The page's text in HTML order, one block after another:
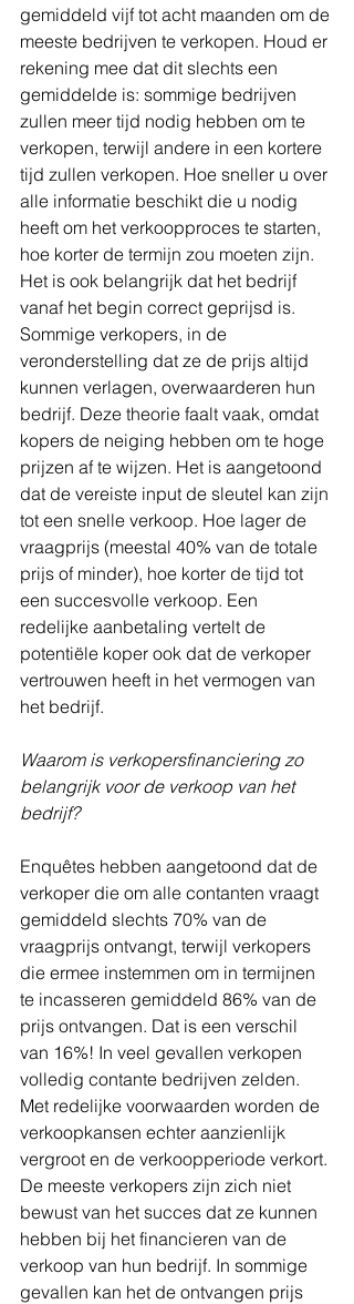
gemiddeld vijf tot acht maanden om de
meeste bedrijven te verkopen. Houd er
rekening mee dat dit slechts een
gemiddelde is: sommige bedrijven
zullen meer tijd nodig hebben om te
verkopen, terwijl andere in een kortere
tijd zullen verkopen. Hoe sneller u over
alle informatie beschikt die u nodig
heeft om het verkoopproces te starten,
hoe korter de termijn zou moeten zijn.
Het is ook belangrijk dat het bedrijf
vanaf het begin correct geprijsd is.
Sommige verkopers, in de
veronderstelling dat ze de prijs altijd
kunnen verlagen, overwaarderen hun
bedrijf. Deze theorie faalt vaak, omdat
kopers de neiging hebben om te hoge
prijzen af ​​te wijzen. Het is aangetoond
dat de vereiste input de sleutel kan zijn
tot een snelle verkoop. Hoe lager de
vraagprijs (meestal 40% van de totale
prijs of minder), hoe korter de tijd tot
een succesvolle verkoop. Een
redelijke aanbetaling vertelt de
potentiële koper ook dat de verkoper
vertrouwen heeft in het vermogen van
het bedrijf.
Waarom is verkopersfinanciering zo
belangrijk voor de verkoop van het
bedrijf?
Enquêtes hebben aangetoond dat de
verkoper die om alle contanten vraagt ​​
gemiddeld slechts 70% van de
vraagprijs ontvangt, terwijl verkopers
die ermee instemmen om in termijnen
te incasseren gemiddeld 86% van de
prijs ontvangen. Dat is een verschil
van 16%! In veel gevallen verkopen
volledig contante bedrijven zelden.
Met redelijke voorwaarden worden de
verkoopkansen echter aanzienlijk
vergroot en de verkoopperiode verkort.
De meeste verkopers zijn zich niet
bewust van het succes dat ze kunnen
hebben bij het financieren van de
verkoop van hun bedrijf. In sommige
gevallen kan het de ontvangen prijs